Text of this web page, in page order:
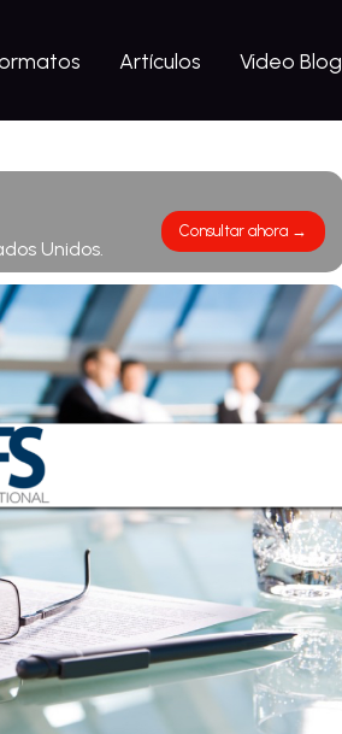
Artículos Video Blog
Consultar ahora →
Unidos.